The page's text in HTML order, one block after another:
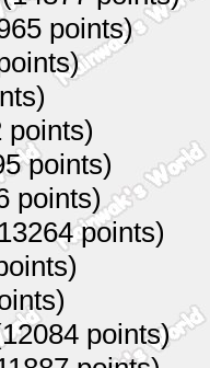
points)
points)
points)
points)
points)
points)